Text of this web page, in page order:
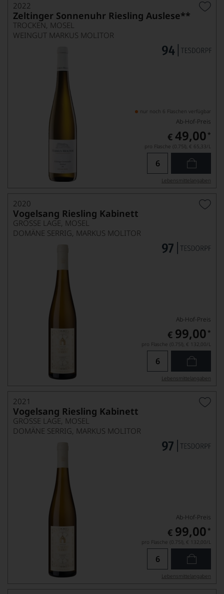
2022
Zeltinger Sonnenuhr Riesling Auslese**
TROCKEN, MOSEL
WEINGUT MARKUS MOLITOR
nur noch 6 Flaschen verfügbar
Ab-Hof-Preis
€ 49,00 *
pro Flasche (0.75l), € 65,33/L
Lebensmittel­angaben
2020
Vogelsang Riesling Kabinett
GROSSE LAGE, MOSEL
DOMÄNE SERRIG, MARKUS MOLITOR
Ab-Hof-Preis
€ 99,00 *
pro Flasche (0.75l), € 132,00/L
Lebensmittel­angaben
2021
Vogelsang Riesling Kabinett
GROSSE LAGE, MOSEL
DOMÄNE SERRIG, MARKUS MOLITOR
Ab-Hof-Preis
€ 99,00 *
pro Flasche (0.75l), € 132,00/L
Lebensmittel­angaben